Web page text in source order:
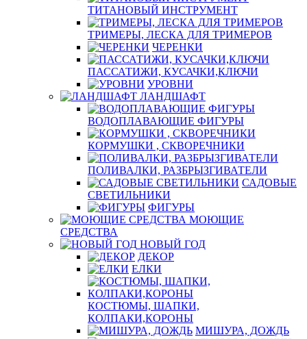
ТИТАНОВЫЙ ИНСТРУМЕНТ
ТРИМЕРЫ, ЛЕСКА ДЛЯ ТРИМЕРОВ
ЧЕРЕНКИ
ПАССАТИЖИ, КУСАЧКИ,КЛЮЧИ
УРОВНИ
ЛАНДШАФТ
ВОДОПЛАВАЮЩИЕ ФИГУРЫ
КОРМУШКИ , СКВОРЕЧНИКИ
ПОЛИВАЛКИ, РАЗБРЫЗГИВАТЕЛИ
САДОВЫЕ
СВЕТИЛЬНИКИ
ФИГУРЫ
МОЮЩИЕ
СРЕДСТВА
НОВЫЙ ГОД
ДЕКОР
ЕЛКИ
КОСТЮМЫ, ШАПКИ,
КОЛПАКИ,КОРОНЫ
МИШУРА, ДОЖДЬ